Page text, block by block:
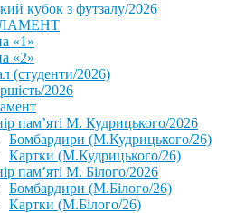
кубок з футзалу/2026
«1»
«2»
(студенти/2026)
2026⁩
пам’яті М. Кудрицького/2026
Бомбардири (М.Кудрицького/26)
Картки (М.Кудрицького/26)
пам’яті М. Білого/2026
Бомбардири (М.Білого/26)
Картки (М.Білого/26)